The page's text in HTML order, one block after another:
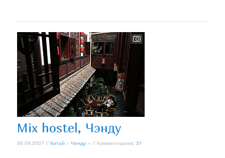
Mix hostel, Чэнду
06.09.2007 //Китай »Чэнду » // Комментариев:31